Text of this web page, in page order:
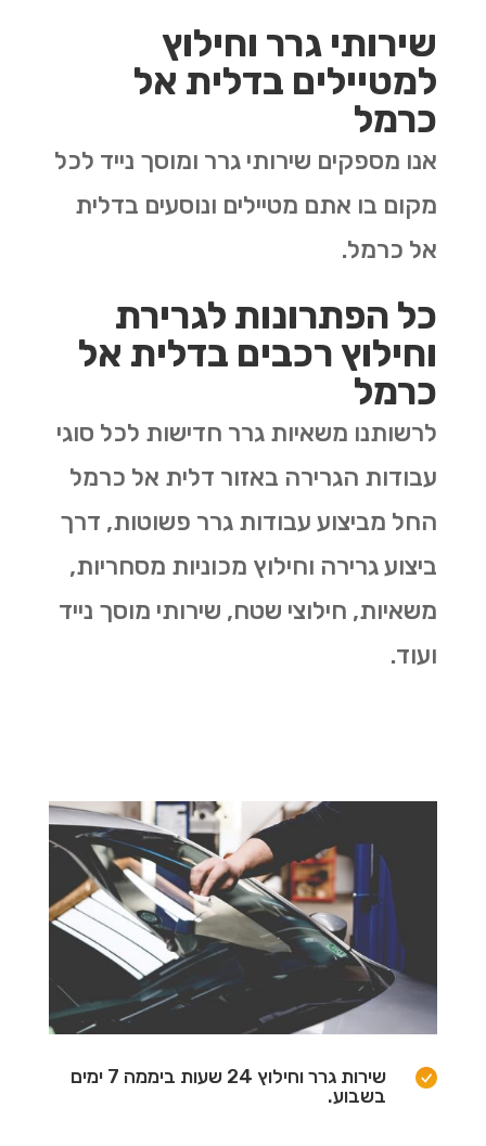
שירותי גרר וחילוץ
למטיילים בדלית אל
כרמל
אנו מספקים שירותי גרר ומוסך נייד לכל
מקום בו אתם מטיילים ונוסעים בדלית
אל כרמל.
כל הפתרונות לגרירת
וחילוץ רכבים בדלית אל
כרמל
לרשותנו משאיות גרר חדישות לכל סוגי
עבודות הגרירה באזור דלית אל כרמל
החל מביצוע עבודות גרר פשוטות, דרך
ביצוע גרירה וחילוץ מכוניות מסחריות,
משאיות, חילוצי שטח, שירותי מוסך נייד
ועוד.
שירות גרר וחילוץ 24 שעות ביממה 7 ימים
בשבוע.